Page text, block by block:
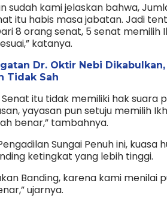
sudah kami jelaskan bahwa,
itu habis masa jabatan. Jadi
8 orang senat, 5 senat memilih
katanya.
Dr. Oktir Nebi
Tidak Sah
Senat itu tidak memiliki hak suara
yayasan pun setuju memilih
benar,” tambahnya.
Sungai Penuh ini,
ketingkat yang lebih tinggi.
Banding, karena kami menilai
ujarnya.